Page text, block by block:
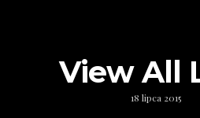
View All
18 lipca 2015